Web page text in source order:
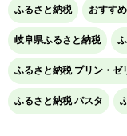
ふるさと納税 おすす
岐阜県ふるさと納税
ふるさと納税 プリン・ゼ
ふるさと納税 パスタ